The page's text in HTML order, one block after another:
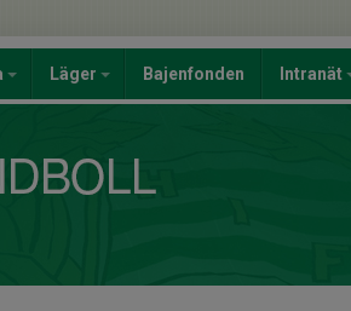
Läger Bajenfonden Intranät